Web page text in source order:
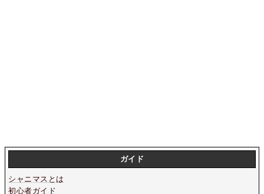
ガイド
シャニマスとは
初心者ガイド